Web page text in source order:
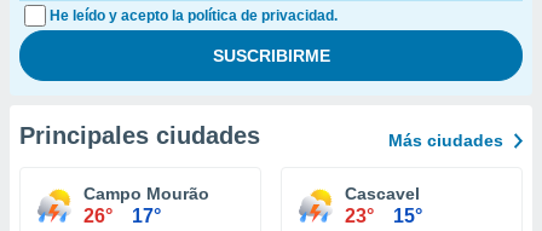
He leído y acepto la política de privacidad.
Principales ciudades Más ciudades
Campo Mourão
26° 17°
Cascavel
23° 15°